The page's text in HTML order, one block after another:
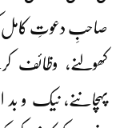
صاحبِ دعوتِ کامل
کھولنے، وظائف
پہچاننے، نیک و بد